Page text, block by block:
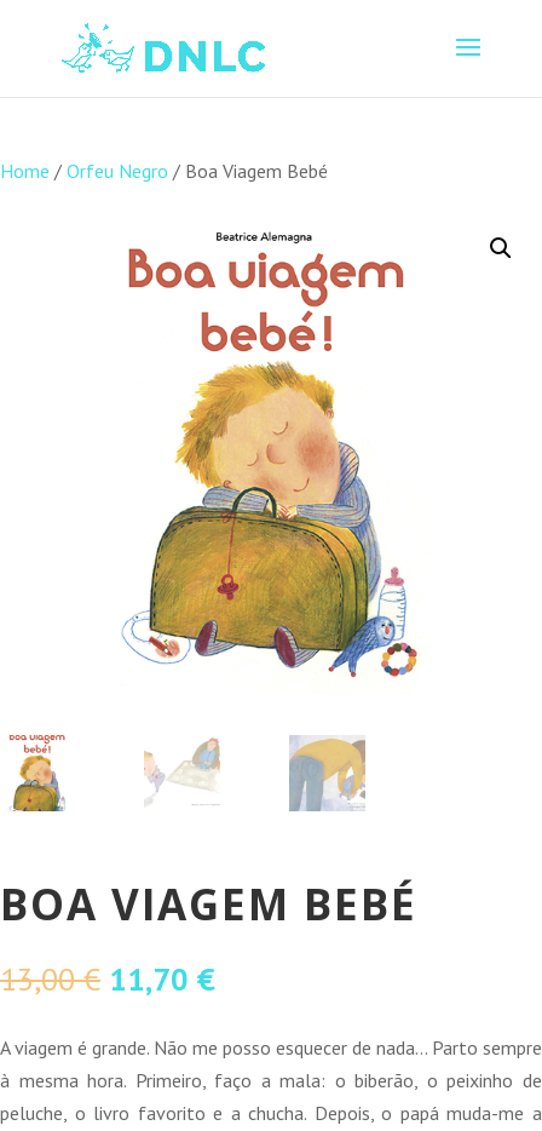
Home / Orfeu Negro / Boa Viagem Bebé
BOA VIAGEM BEBÉ
13,00€ O
original
era:
13,00 €.
11,70 €O
atual
é:
11,70 €.
A viagem é grande. Não me posso esquecer de nada… Parto sempre
à mesma hora. Primeiro, faço a mala: o biberão, o peixinho de
peluche, o livro favorito e a chucha. Depois, o papá muda-me a